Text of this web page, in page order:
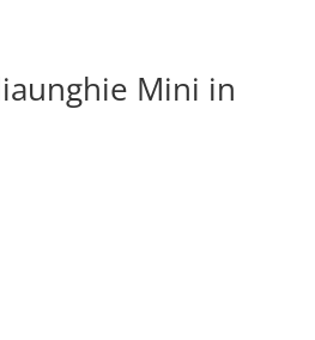
Mini in